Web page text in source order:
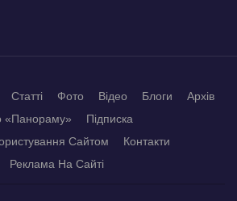
Статті Фото Відео Блоги
Архів
«Панораму»
Підписка
Сайтом
Контакти
Реклама На Сайті